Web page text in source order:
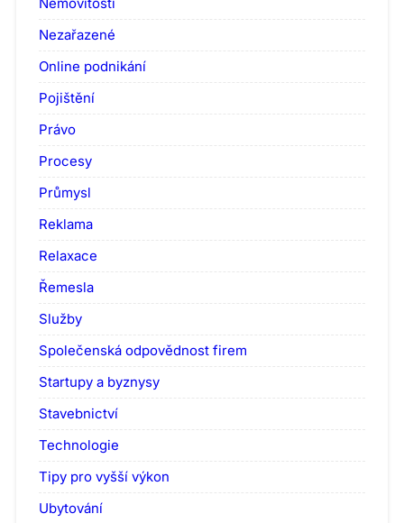
Nezařazené
Online podnikání
Pojištění
Právo
Procesy
Průmysl
Reklama
Relaxace
Řemesla
Služby
Společenská odpovědnost firem
Startupy a byznysy
Stavebnictví
Technologie
Tipy pro vyšší výkon
Ubytování